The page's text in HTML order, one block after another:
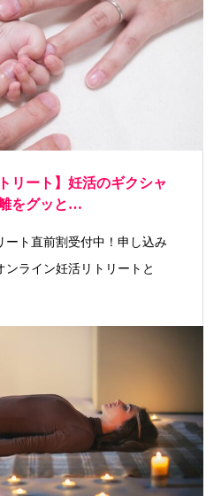
リート】妊活のギクシャ
をグッと…
ート直前割受付中！申し込み
ンライン妊活リトリートと